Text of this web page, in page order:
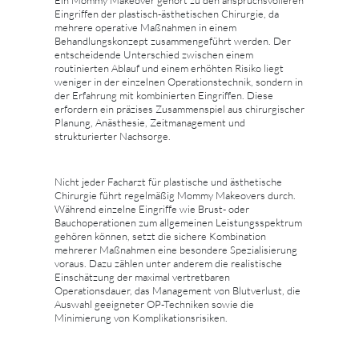
Eingriffen der plastisch-ästhetischen Chirurgie, da
mehrere operative Maßnahmen in einem
Behandlungskonzept zusammengeführt werden. Der
entscheidende Unterschied zwischen einem
routinierten Ablauf und einem erhöhten Risiko liegt
weniger in der einzelnen Operationstechnik, sondern in
der Erfahrung mit kombinierten Eingriffen. Diese
erfordern ein präzises Zusammenspiel aus chirurgischer
Planung, Anästhesie, Zeitmanagement und
strukturierter Nachsorge.
Nicht jeder Facharzt für plastische und ästhetische
Chirurgie führt regelmäßig Mommy Makeovers durch.
Während einzelne Eingriffe wie Brust- oder
Bauchoperationen zum allgemeinen Leistungsspektrum
gehören können, setzt die sichere Kombination
mehrerer Maßnahmen eine besondere Spezialisierung
voraus. Dazu zählen unter anderem die realistische
Einschätzung der maximal vertretbaren
Operationsdauer, das Management von Blutverlust, die
Auswahl geeigneter OP-Techniken sowie die
Minimierung von Komplikationsrisiken.